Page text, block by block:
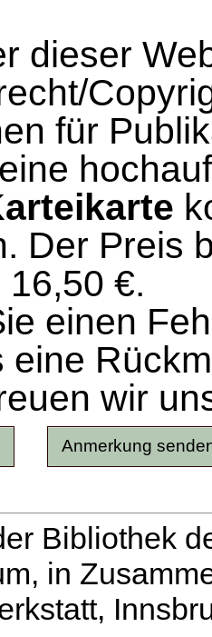
dieser
für
Der Preis
16,50 €.
einen
eine
wir
Bibliothek
in